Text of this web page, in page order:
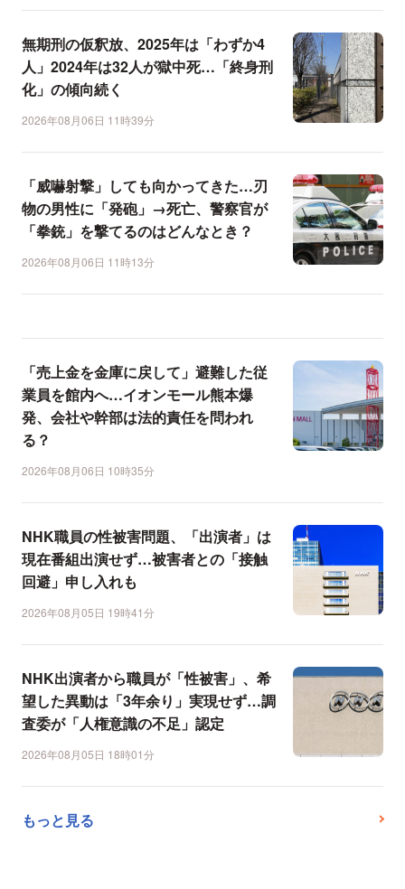
無期刑の仮釈放、2025年は「わずか4
人」2024年は32人が獄中死…「終身刑
化」の傾向続く
2026年08月06日 11時39分
「威嚇射撃」しても向かってきた…刃
物の男性に「発砲」→死亡、警察官が
「拳銃」を撃てるのはどんなとき？
2026年08月06日 11時13分
「売上金を金庫に戻して」避難した従
業員を館内へ…イオンモール熊本爆
発、会社や幹部は法的責任を問われ
る？
2026年08月06日 10時35分
NHK職員の性被害問題、「出演者」は
現在番組出演せず…被害者との「接触
回避」申し入れも
2026年08月05日 19時41分
NHK出演者から職員が「性被害」、希
望した異動は「3年余り」実現せず…調
査委が「人権意識の不足」認定
2026年08月05日 18時01分
もっと見る